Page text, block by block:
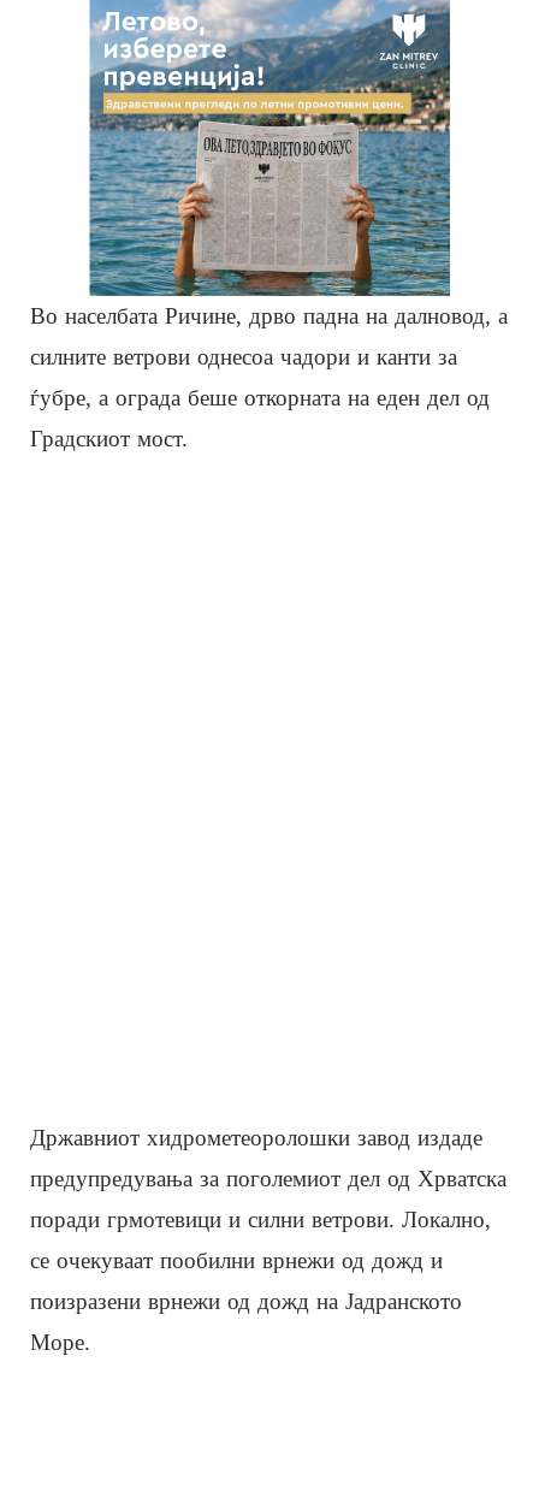
Во населбата Ричине, дрво падна на далновод, а
силните ветрови однесоа чадори и канти за
ѓубре, а ограда беше откорната на еден дел од
Градскиот мост.
Државниот хидрометеоролошки завод издаде
предупредувања за поголемиот дел од Хрватска
поради грмотевици и силни ветрови. Локално,
се очекуваат пообилни врнежи од дожд и
поизразени врнежи од дожд на Јадранското
Море.